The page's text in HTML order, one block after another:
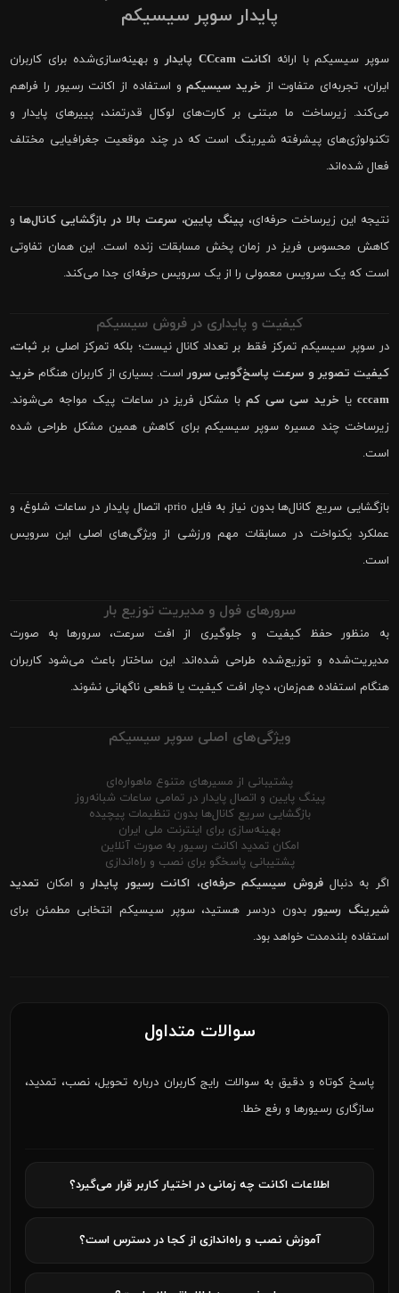
پایدار سوپر سیسیکم
سوپر سیسیکم با ارائه اکانت CCcam پایدار
و بهینه‌سازی‌شده برای کاربران
ایران، تجربه‌ای متفاوت از خرید سیسیکمو استفاده از اکانت رسیور را فراهم
می‌کند. زیرساخت ما مبتنی بر کارت‌های لوکال قدرتمند، پییرهای پایدار و
تکنولوژی‌های پیشرفته شیرینگ است که در چند موقعیت جغرافیایی مختلف
فعال شده‌اند.
نتیجه این زیرساخت حرفه‌ای، پینگ پایین، سرعت بالا در بازگشایی کانال‌هاو
کاهش محسوس فریز در زمان پخش مسابقات زنده است. این همان تفاوتی
است که یک سرویس معمولی را از یک سرویس حرفه‌ای جدا می‌کند.
کیفیت و پایداری در فروش سیسیکم
در سوپر سیسیکم تمرکز فقط بر تعداد کانال نیست؛ بلکه تمرکز اصلی بر ثبات،
کیفیت تصویر و سرعت پاسخ‌گویی سروراست. بسیاری از کاربران هنگام خرید
cccam یا خرید سی سی کمبا مشکل فریز در ساعات پیک مواجه می‌شوند.
زیرساخت چند مسیره سوپر سیسیکم برای کاهش همین مشکل طراحی شده
است.
بازگشایی سریع کانال‌ها بدون نیاز به فایل prio، اتصال پایدار در ساعات شلوغ، و
عملکرد یکنواخت در مسابقات مهم ورزشی از ویژگی‌های اصلی این سرویس
است.
سرورهای فول و مدیریت توزیع بار
به منظور حفظ کیفیت و جلوگیری از افت سرعت، سرورها به صورت
مدیریت‌شده و توزیع‌شده طراحی شده‌اند. این ساختار باعث می‌شود کاربران
هنگام استفاده هم‌زمان، دچار افت کیفیت یا قطعی ناگهانی نشوند.
ویژگی‌های اصلی سوپر سیسیکم
پشتیبانی از مسیرهای متنوع ماهواره‌ای
پینگ پایین و اتصال پایدار در تمامی ساعات شبانه‌روز
بازگشایی سریع کانال‌ها بدون تنظیمات پیچیده
بهینه‌سازی برای اینترنت ملی ایران
امکان تمدید اکانت رسیور به صورت آنلاین
پشتیبانی پاسخگو برای نصب و راه‌اندازی
اگر به دنبالفروش سیسیکم حرفه‌ای، اکانت رسیور پایدارو امکان تمدید
شیرینگ رسیوربدون دردسر هستید، سوپر سیسیکم انتخابی مطمئن برای
استفاده بلندمدت خواهد بود.
سوالات متداول
پاسخ کوتاه و دقیق به سوالات رایج کاربران درباره تحویل، نصب، تمدید،
سازگاری رسیورها و رفع خطا.
اطلاعات اکانت چه زمانی در اختیار کاربر قرار می‌گیرد؟
آموزش نصب و راه‌اندازی از کجا در دسترس است؟